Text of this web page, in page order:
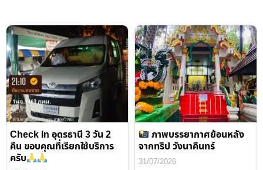
Check In อุดรธานี 3 วัน 2
คืน ขอบคุณที่เรียกใช้บริการ
ครับ
ภาพบรรยากาศย้อนหลัง
จากทริป วังนาคินทร์
31/07/2026